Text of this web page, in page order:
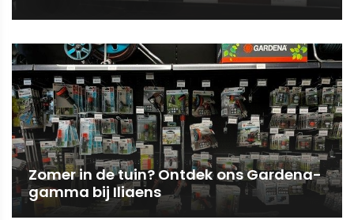
Zomer in de tuin? Ontdek ons Gardena-
gamma bij Iliaens